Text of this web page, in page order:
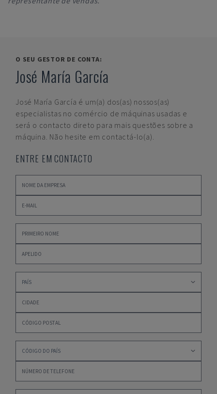
O SEU GESTOR DE CONTA:
José María García
José María García é um(a) dos(as) nossos(as)
especialistas no comércio de máquinas usadas e
será o contacto direto para mais questões sobre a
máquina. Não hesite em contactá-lo(a).
ENTRE EM CONTACTO